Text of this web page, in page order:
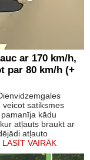
ar 170 km/h,
par 80 km/h (+
satiksmes
kādu
atļauts braukt ar
atļauto
LASĪT VAIRĀK